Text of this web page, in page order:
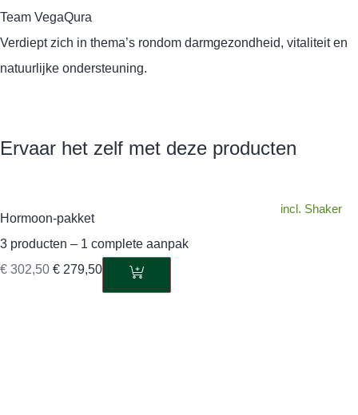
Team VegaQura
Verdiept zich in thema’s rondom darmgezondheid, vitaliteit en
natuurlijke ondersteuning.
Ervaar het zelf met deze producten
incl. Shaker
Hormoon-pakket
3 producten – 1 complete aanpak
€ 302,50 € 279,50